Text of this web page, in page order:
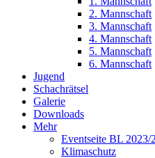
2. Mannschaft
3. Mannschaft
4. Mannschaft
5. Mannschaft
6. Mannschaft
Jugend
Schachrätsel
Galerie
Downloads
Mehr
Eventseite BL 2023/
Klimaschutz